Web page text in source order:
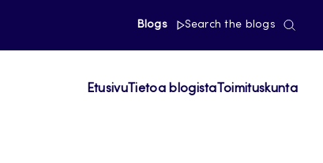
Blogs Search the blogs
Etusivu Tietoa blogista Toimituskunta